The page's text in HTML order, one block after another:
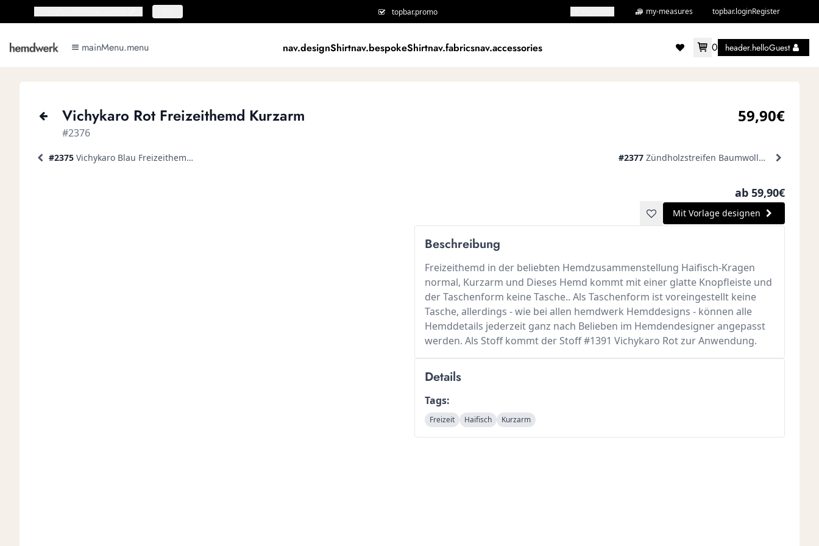
topbar.promo my-measures topbar.loginRegister
mainMenu.menu
mainMenu.menu nav.designShirtnav.bespokeShirtnav.fabricsnav.accessories accountMenu.wishlist
0 header.helloGuest
Vichykaro Rot Freizeithemd Kurzarm
#2376
59,90€
#2375 Vichykaro Blau Freizeithemd Kurzarm #2377 Zündholzstreifen Baumwolle Blau Kurzärmeliges Freizeithemd
ab 59,90€
Mit Vorlage designen
Beschreibung
Freizeithemd in der beliebten Hemdzusammenstellung Haifisch-Kragen
normal, Kurzarm und Dieses Hemd kommt mit einer glatte Knopfleiste und
der Taschenform keine Tasche.. Als Taschenform ist voreingestellt keine
Tasche, allerdings - wie bei allen hemdwerk Hemddesigns - können alle
Hemddetails jederzeit ganz nach Belieben im Hemdendesigner angepasst
werden. Als Stoff kommt der Stoff #1391 Vichykaro Rot zur Anwendung.
Details
Tags:
Freizeit Haifisch Kurzarm